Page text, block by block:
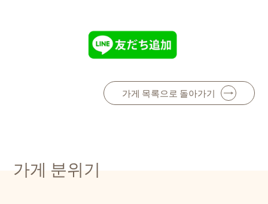
가게 목록으로 돌아가기
가게 분위기